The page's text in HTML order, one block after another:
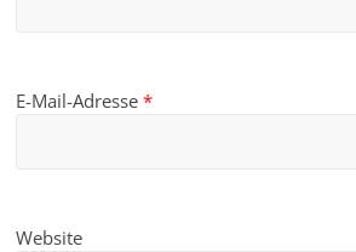
E-Mail-Adresse*
Website